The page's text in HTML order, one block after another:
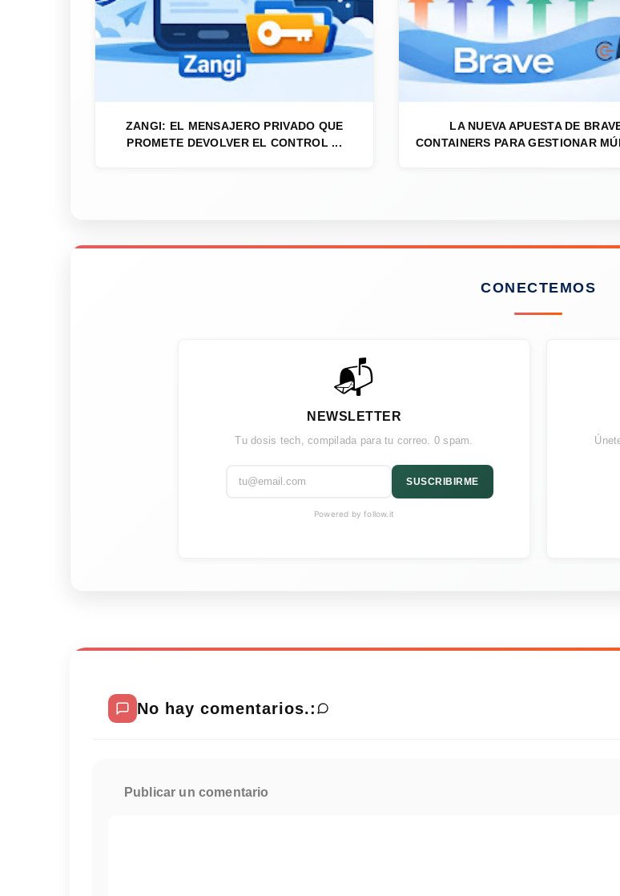
ZANGI: EL MENSAJERO PRIVADO QUE
PROMETE DEVOLVER EL CONTROL ...
LA NUEVA APUESTA DE
CONTAINERS PARA GESTIONAR
CONECTEMOS
📬
NEWSLETTER
Tu dosis tech, compilada para tu correo. 0 spam.
SUSCRIBIRME
Powered by follow.it
No hay comentarios.:
Publicar un comentario